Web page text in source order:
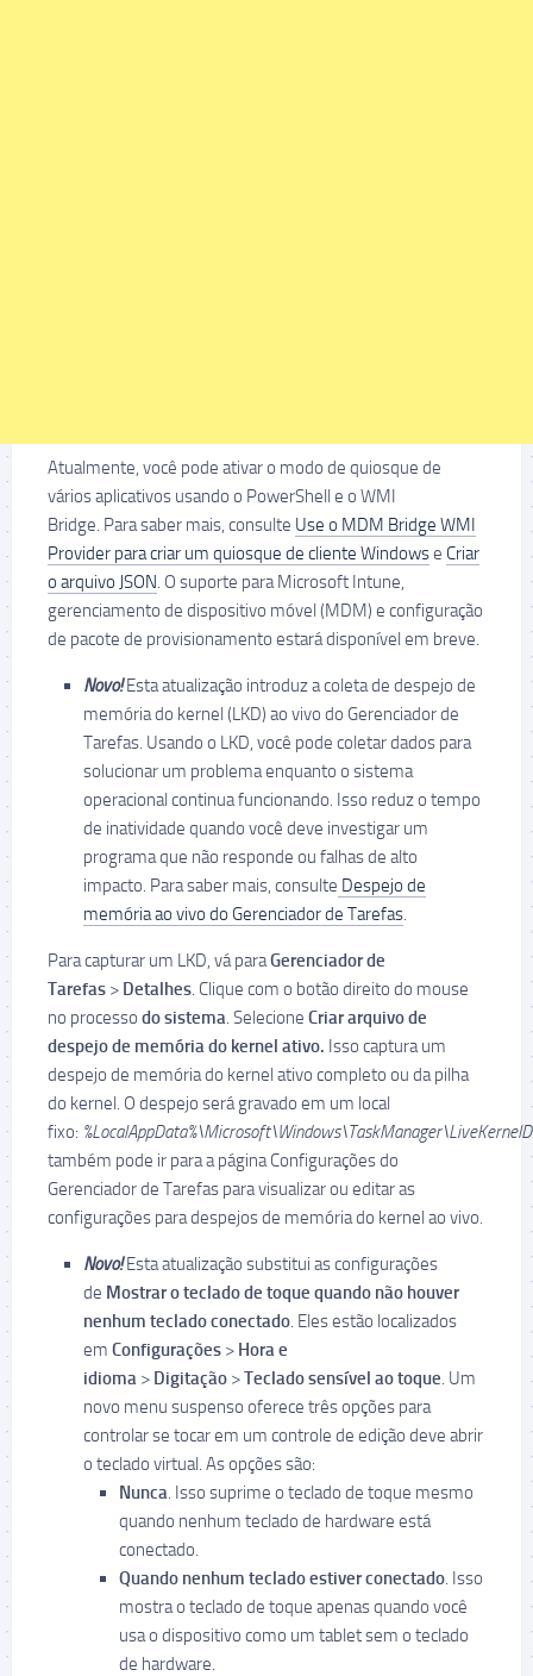
Atualmente, você pode ativar o modo de quiosque de
vários aplicativos usando o PowerShell e o WMI
Bridge. Para saber mais, consulte Use o MDM Bridge WMI
Provider para criar um quiosque de cliente Windowse Criar
o arquivo JSON. O suporte para Microsoft Intune,
gerenciamento de dispositivo móvel (MDM) e configuração
de pacote de provisionamento estará disponível em breve.
Novo!Esta atualização introduz a coleta de despejo de
memória do kernel (LKD) ao vivo do Gerenciador de
Tarefas. Usando o LKD, você pode coletar dados para
solucionar um problema enquanto o sistema
operacional continua funcionando. Isso reduz o tempo
de inatividade quando você deve investigar um
programa que não responde ou falhas de alto
impacto. Para saber mais, consulte Despejo de
memória ao vivo do Gerenciador de Tarefas.
Para capturar um LKD, vá paraGerenciador de
Tarefas > Detalhes. Clique com o botão direito do mouse
no processo do sistema. Selecione Criar arquivo de
despejo de memória do kernel ativo. Isso captura um
despejo de memória do kernel ativo completo ou da pilha
do kernel. O despejo será gravado em um local
fixo:
também pode ir para a página Configurações do
Gerenciador de Tarefas para visualizar ou editar as
configurações para despejos de memória do kernel ao vivo.
Novo!Esta atualização substitui as configurações
de Mostrar o teclado de toque quando não houver
nenhum teclado conectado. Eles estão localizados
em Configurações > Hora e
idioma > Digitação >Teclado sensível ao toque. Um
novo menu suspenso oferece três opções para
controlar se tocar em um controle de edição deve abrir
o teclado virtual. As opções são:
Nunca. Isso suprime o teclado de toque mesmo
quando nenhum teclado de hardware está
conectado.
Quando nenhum teclado estiver conectado. Isso
mostra o teclado de toque apenas quando você
usa o dispositivo como um tablet sem o teclado
de hardware.